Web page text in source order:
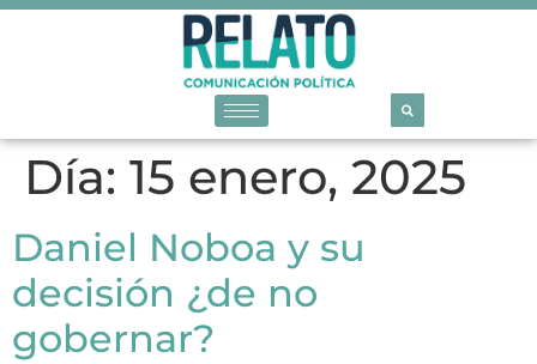
Día: 15 enero, 2025
Daniel Noboa y su
decisión ¿de no
gobernar?